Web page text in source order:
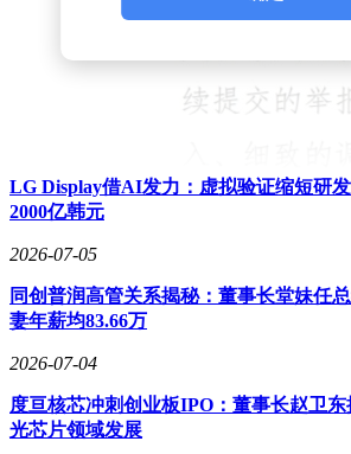
LG Display借AI发力：虚拟验证缩短研
2000亿韩元
2026-07-05
同创普润高管关系揭秘：董事长堂妹任
妻年薪均83.66万
2026-07-04
度亘核芯冲刺创业板IPO：董事长赵卫
光芯片领域发展